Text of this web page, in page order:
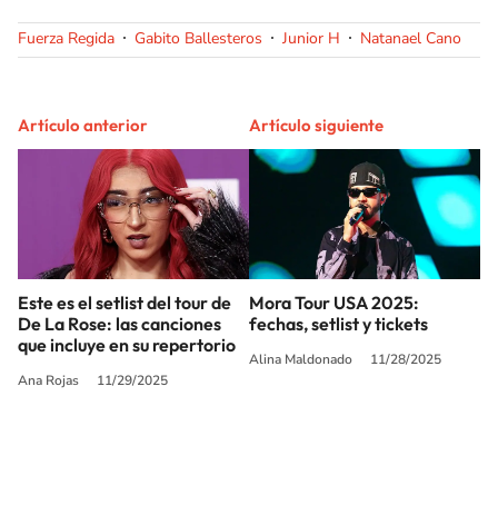
Fuerza Regida Gabito Ballesteros Junior H Natanael Cano
Artículo anterior
Este es el setlist del tour de
De La Rose: las canciones
que incluye en su repertorio
Ana Rojas 11/29/2025
Artículo siguiente
Mora Tour USA 2025:
fechas, setlist y tickets
Alina Maldonado 11/28/2025